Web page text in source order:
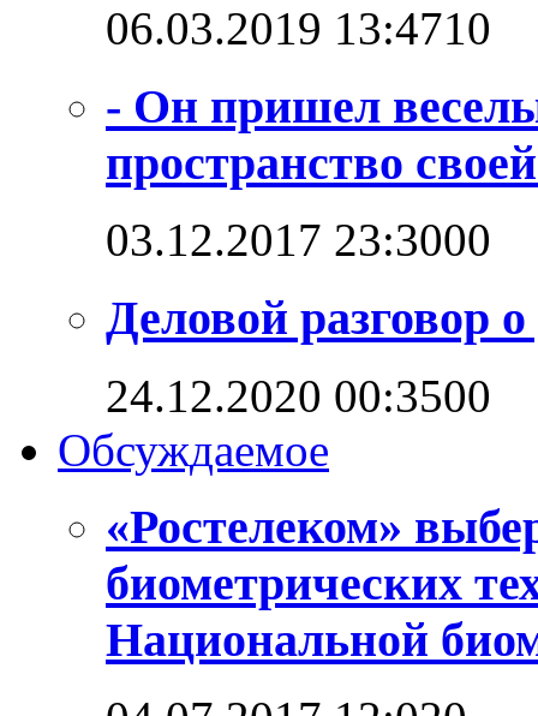
06.03.2019 13:4710
- Он пришел
пространство
03.12.2017 23:3000
Деловой разговор
24.12.2020 00:3500
Обсуждаемое
«Ростелеком»
биометрических
Национальной